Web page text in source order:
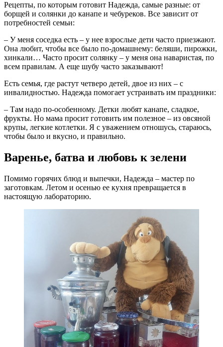
Рецепты, по которым готовит Надежда, самые разные: от
борщей и солянки до канапе и чебуреков. Все зависит от
потребностей семьи:
– У меня соседка есть – у нее взрослые дети часто приезжают.
Она любит, чтобы все было по-домашнему: беляши, пирожки,
хинкали… Часто просит солянку – у меня она наваристая, по
всем правилам. А еще шубу часто заказывают!
Есть семья, где растут четверо детей, двое из них – с
инвалидностью. Надежда помогает устраивать им праздники:
– Там надо по-особенному. Детки любят канапе, сладкое,
фрукты. Но мама просит готовить им полезное – из овсяной
крупы, легкие котлетки. Я с уважением отношусь, стараюсь,
чтобы было и вкусно, и правильно.
Варенье, батва и любовь к зелени
Помимо горячих блюд и выпечки, Надежда – мастер по
заготовкам. Летом и осенью ее кухня превращается в
настоящую лабораторию.